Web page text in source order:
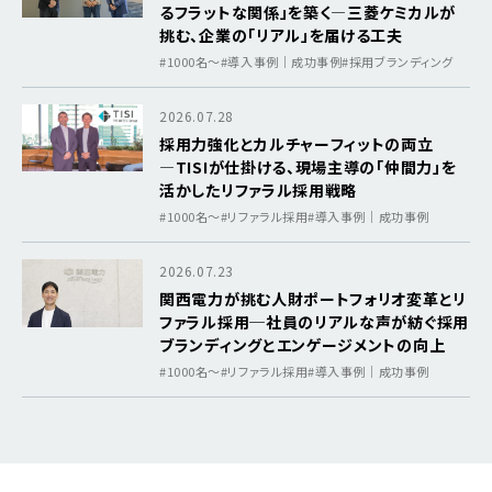
るフラットな関係」を築く―三菱ケミカルが
挑む、企業の「リアル」を届ける工夫
#1000名〜#導入事例｜成功事例#採用ブランディング
2026.07.28
採用力強化とカルチャーフィットの両立
―TISIが仕掛ける、現場主導の「仲間力」を
活かしたリファラル採用戦略
#1000名〜#リファラル採用#導入事例｜成功事例
2026.07.23
関西電力が挑む人財ポートフォリオ変革とリ
ファラル採用─社員のリアルな声が紡ぐ採用
ブランディングとエンゲージメントの向上
#1000名〜#リファラル採用#導入事例｜成功事例